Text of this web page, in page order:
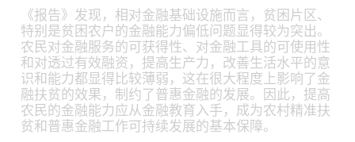
《报告》发现，相对金融基础设施而言，贫困片区、
特别是贫困农户的金融能力偏低问题显得较为突出。
农民对金融服务的可获得性、对金融工具的可使用性
和对透过有效融资，提高生产力，改善生活水平的意
识和能力都显得比较薄弱，这在很大程度上影响了金
融扶贫的效果，制约了普惠金融的发展。因此，提高
农民的金融能力应从金融教育入手，成为农村精准扶
贫和普惠金融工作可持续发展的基本保障。